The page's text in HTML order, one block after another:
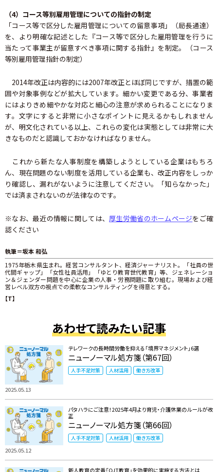
（4）コース等別雇用管理についての指針の制定
「コース等で区分した雇用管理についての留意事項」（局長通達）
を、より明確な記述とした『コース等で区分した雇用管理を行うに
当たって事業主が留意すべき事項に関する指針』を制定。（コース
等別雇用管理指針の制定）
2014年改正は内容的には2007年改正とほぼ同じですが、措置の範
囲や対象事例などが拡大しています。細かい変更である分、事業者
にはよりきめ細やかな対応と細心の注意が求められることになりま
す。文字にすると非常に小さなポイントに見えるかもしれません
が、明文化されている以上、これらの変化は実態としては非常に大
きなものだと認識しておかなければなりません。
これから新たな人事制度を構築しようとしている企業はもちろ
ん、現在問題のない制度を活用している企業も、改正内容をしっか
り確認し、漏れがないように注意してください。「知らなかった」
では済まされないのが法律なのです。
※なお、最近の情報に関しては、厚生労働省のホームページをご確
認ください
執筆＝坂本 和弘
1975年栃木県生まれ。経営コンサルタント、経済ジャーナリスト。「社員の世
代間ギャップ」「女性社員活用」「ゆとり教育世代教育」等、ジェネレーショ
ン＆ジェンダー問題を中心に企業の人事・労務問題に取り組む。現場および経
営レベル双方の視点での柔軟なコンサルティングを得意とする。
【T】
あわせて読みたい記事
2025.05.13
テレワークの長時間労働を抑える「境界マネジメント」6選
ニューノーマル処方箋（第67回）
人手不足対策 人材活用 働き方改革
2025.05.12
パタハラにご注意！2025年4月より育児・介護休業のルールが改
正
ニューノーマル処方箋（第66回）
人手不足対策 人材活用 働き方改革
新人教育の定番「OJT教育」を効果的に実施する方法とは